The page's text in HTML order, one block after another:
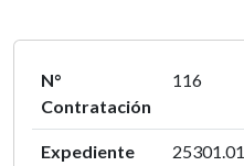
N°
Contratación
116
Expediente
25301.01